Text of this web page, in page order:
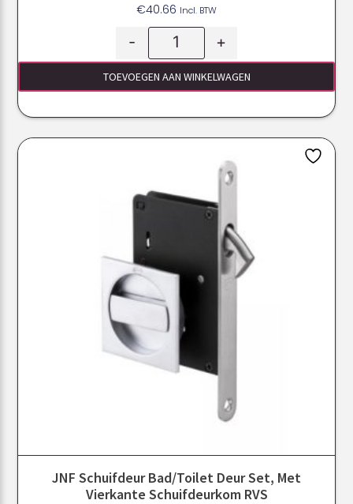
€40.66 Incl. BTW
- +
TOEVOEGEN AAN WINKELWAGEN
JNF Schuifdeur Bad/toilet Deur Set, Met
Vierkante Schuifdeurkom RVS